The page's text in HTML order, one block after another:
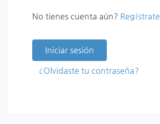
No tienes cuenta aún? Regístrate
Iniciar sesión
¿Olvidaste tu contraseña?